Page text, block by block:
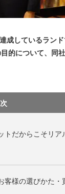
しているラン
的について、同
トだからこそリア
客様の選びかた・